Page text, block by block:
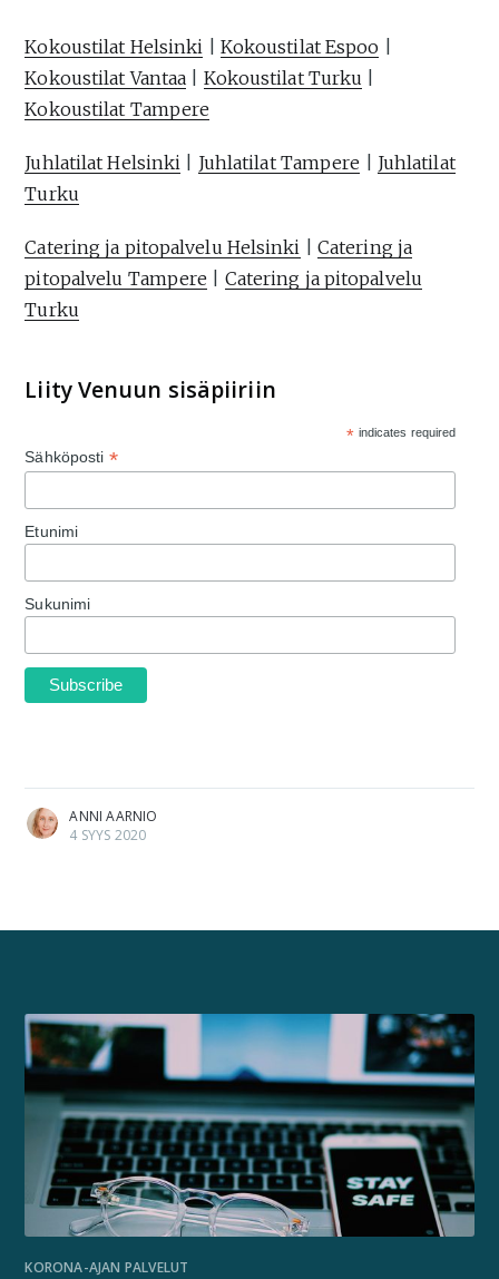
Kokoustilat Helsinki Kokoustilat Espoo
Kokoustilat Vantaa
Kokoustilat Turku
Kokoustilat Tampere
Juhlatilat Helsinki Juhlatilat Tampere
Juhlatilat
Turku
Catering ja pitopalvelu Helsinki
Catering ja
pitopalvelu Tampere
Catering ja pitopalvelu
Turku
Liity Venuun sisäpiiriin
* indicates required
Sähköposti *
Etunimi
Sukunimi
ANNI AARNIO
4 SYYS 2020
KORONA-AJAN PALVELUT